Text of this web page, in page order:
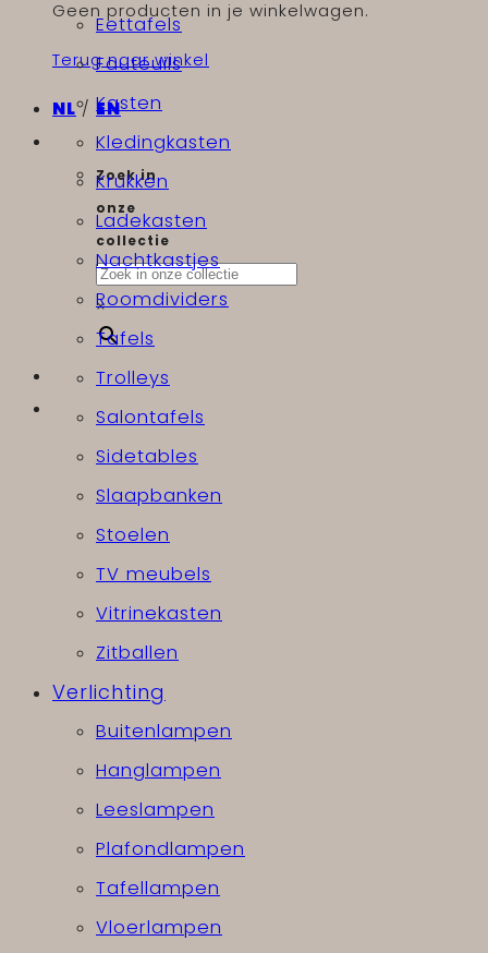
Geen producten in je winkelwagen.
Terug naar winkel
NL/ EN
Zoek in
onze
collectie
×
Eettafels
Fauteuils
Kasten
Kledingkasten
Krukken
Ladekasten
Nachtkastjes
Roomdividers
Tafels
Trolleys
Salontafels
Sidetables
Slaapbanken
Stoelen
TV meubels
Vitrinekasten
Zitballen
Verlichting
Buitenlampen
Hanglampen
Leeslampen
Plafondlampen
Tafellampen
Vloerlampen